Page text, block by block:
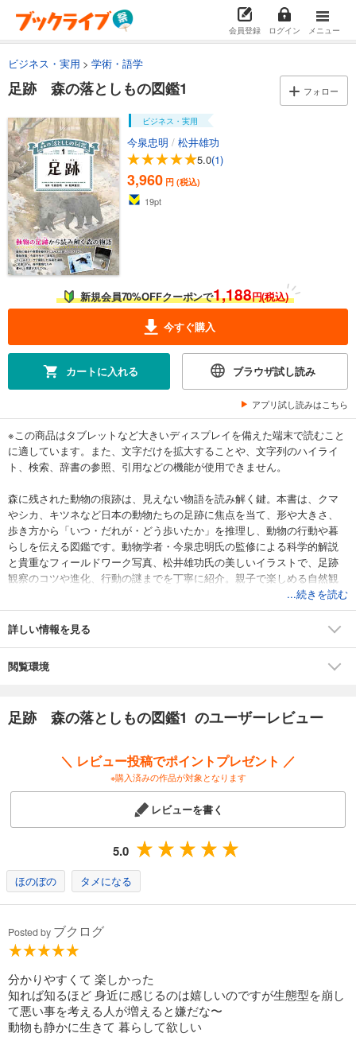
会員登録 ログイン メニュー
ビジネス・実用 学術・語学
足跡 森の落としもの図鑑1 フォロー
ビジネス・実用
今泉忠明 / 松井雄功
5.0(1)
3,960 円 (税込)
19pt
新規会員70%OFFクーポンで1,188円(税込)
今すぐ購入
カートに入れる ブラウザ試し読み
アプリ試し読みはこちら
※この商品はタブレットなど大きいディスプレイを備えた端末で読むこと
に適しています。また、文字だけを拡大することや、文字列のハイライ
ト、検索、辞書の参照、引用などの機能が使用できません。
森に残された動物の痕跡は、見えない物語を読み解く鍵。本書は、クマ
やシカ、キツネなど日本の動物たちの足跡に焦点を当て、形や大きさ、
歩き方から「いつ・だれが・どう歩いたか」を推理し、動物の行動や暮
らしを伝える図鑑です。動物学者・今泉忠明氏の監修による科学的解説
と貴重なフィールドワーク写真、松井雄功氏の美しいイラストで、足跡
観察のコツや進化、行動の謎までを丁寧に紹介。親子で楽しめる自然観
...続きを読む
詳しい情報を見る
閲覧環境
足跡 森の落としもの図鑑1 のユーザーレビュー
＼ レビュー投稿でポイントプレゼント ／
※購入済みの作品が対象となります
レビューを書く
5.0
ほのぼの タメになる
Posted by ブクログ
分かりやすくて 楽しかった
知れば知るほど 身近に感じるのは嬉しいのですが生態型を崩し
て悪い事を考える人が増えると嫌だな〜
動物も静かに生きて 暮らして欲しい